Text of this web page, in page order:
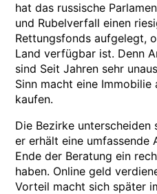
hat das russische
und Rubelverfall einen
Rettungsfonds aufgelegt,
Land verfügbar ist. Denn
sind Seit Jahren sehr
Sinn macht eine Immobilie
kaufen.
Die Bezirke unterscheiden
er erhält eine umfassende
Ende der Beratung ein
haben. Online geld
Vorteil macht sich später